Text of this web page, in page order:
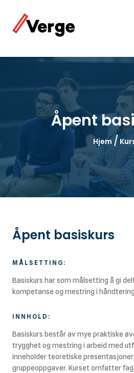
Åpent
Hjem /
Åpent basiskurs
MÅLSETTING:
Basiskurs har som målsetting å gi
kompetanse og mestring i
INNHOLD:
Basiskurs består av mye praktiske
trygghet og mestring i arbeid med
inneholder teoretiske
gruppeoppgaver. Kurset omfatter